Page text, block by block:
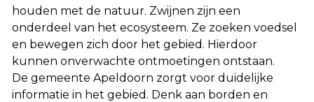
houden met de natuur. Zwijnen zijn een
onderdeel van het ecosysteem. Ze zoeken voedsel
en bewegen zich door het gebied. Hierdoor
kunnen onverwachte ontmoetingen ontstaan.
De gemeente Apeldoorn zorgt voor duidelijke
informatie in het gebied. Denk aan borden en